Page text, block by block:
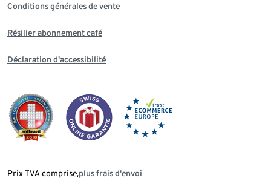
Conditions générales de vente
Résilier abonnement café
Déclaration d'accessibilité
Prix TVA comprise,plus frais d‘envoi